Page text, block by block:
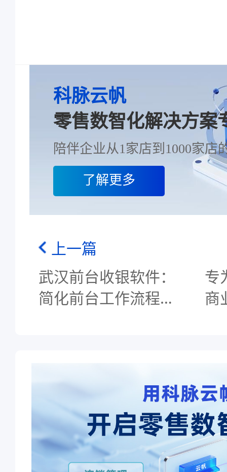
科脉云帆
零售数智化解决方案
陪伴企业从1家店到1000家店
了解更多
上一篇
武汉前台收银软件：
简化前台工作流程，
专
商